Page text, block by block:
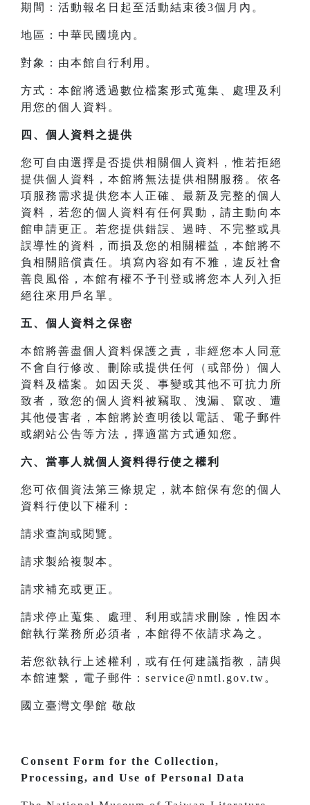
期間：活動報名日起至活動結束後3個月內。
地區：中華民國境內。
對象：由本館自行利用。
方式：本館將透過數位檔案形式蒐集、處理及利
用您的個人資料。
四、 個人資料之提供
您可自由選擇是否提供相關個人資料，惟若拒絕
提供個人資料，本館將無法提供相關服務。依各
項服務需求提供您本人正確、最新及完整的個人
資料，若您的個人資料有任何異動，請主動向本
館申請更正。若您提供錯誤、過時、不完整或具
誤導性的資料，而損及您的相關權益，本館將不
負相關賠償責任。填寫內容如有不雅，違反社會
善良風俗，本館有權不予刊登或將您本人列入拒
絕往來用戶名單。
五、個人資料之保密
本館將善盡個人資料保護之責，非經您本人同意
不會自行修改、刪除或提供任何（或部份）個人
資料及檔案。如因天災、事變或其他不可抗力所
致者，致您的個人資料被竊取、洩漏、竄改、遭
其他侵害者，本館將於查明後以電話、電子郵件
或網站公告等方法，擇適當方式通知您。
六、當事人就個人資料得行使之權利
您可依個資法第三條規定，就本館保有您的個人
資料行使以下權利：
請求查詢或閱覽。
請求製給複製本。
請求補充或更正。
請求停止蒐集、處理、利用或請求刪除，惟因本
館執行業務所必須者，本館得不依請求為之。
若您欲執行上述權利，或有任何建議指教，請與
本館連繫，電子郵件：service@nmtl.gov.tw。
國立臺灣文學館 敬啟
Consent Form for the Collection,
Processing, and Use of Personal Data